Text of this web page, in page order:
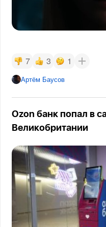
7 3 1
Артём Баусов
Ozon банк попал в
Великобритании